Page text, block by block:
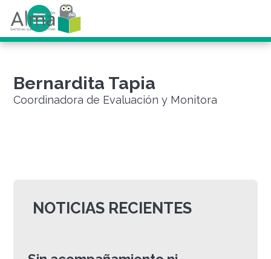
Bernardita Tapia
Coordinadora de Evaluación y Monitora
NOTICIAS RECIENTES